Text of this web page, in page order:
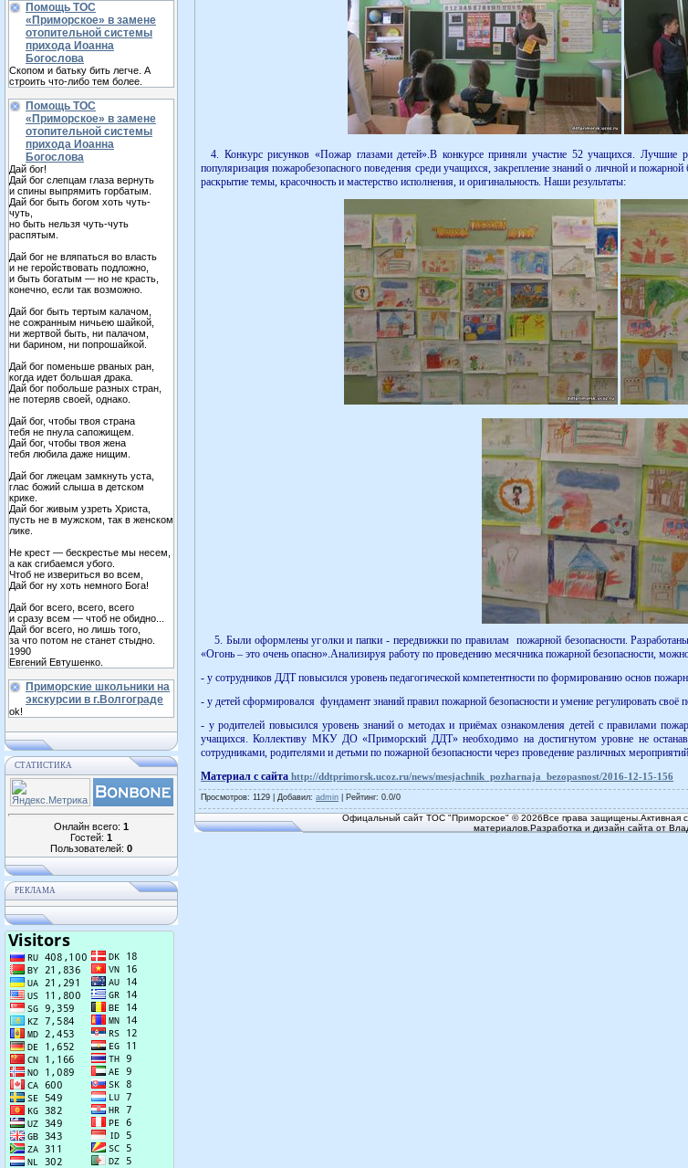
Помощь ТОС
«Приморское» в замене
отопительной системы
прихода Иоанна
Богослова
Скопом и батьку бить легче. А
строить что-либо тем более.
Помощь ТОС
«Приморское» в замене
отопительной системы
прихода Иоанна
Богослова
Дай бог!
Дай бог слепцам глаза вернуть
и спины выпрямить горбатым.
Дай бог быть богом хоть чуть-
чуть,
но быть нельзя чуть-чуть
распятым.
Дай бог не вляпаться во власть
и не геройствовать подложно,
и быть богатым — но не красть,
конечно, если так возможно.
Дай бог быть тертым калачом,
не сожранным ничьею шайкой,
ни жертвой быть, ни палачом,
ни барином, ни попрошайкой.
Дай бог поменьше рваных ран,
когда идет большая драка.
Дай бог побольше разных стран,
не потеряв своей, однако.
Дай бог, чтобы твоя страна
тебя не пнула сапожищем.
Дай бог, чтобы твоя жена
тебя любила даже нищим.
Дай бог лжецам замкнуть уста,
глас божий слыша в детском
крике.
Дай бог живым узреть Христа,
пусть не в мужском, так в женском
лике.
Не крест — бескрестье мы несем,
а как сгибаемся убого.
Чтоб не извериться во всем,
Дай бог ну хоть немного Бога!
Дай бог всего, всего, всего
и сразу всем — чтоб не обидно...
Дай бог всего, но лишь того,
за что потом не станет стыдно.
1990
Евгений Евтушенко.
Приморские школьники на
экскурсии в г.Волгограде
ok!
СТАТИСТИКА
Онлайн всего: 1
Гостей: 1
Пользователей: 0
РЕКЛАМА
4. Конкурс рисунков «Пожар глазами детей».В конкурсе приняли участие 52 учащихся. Лучшие
популяризация пожаробезопасного поведения среди учащихся, закрепление знаний о личной и
раскрытие темы, красочность и мастерство исполнения, и оригинальность. Наши результаты:
5. Были оформлены уголки и папки - передвижки по правилам пожарной безопасности.
«Огонь – это очень опасно».Анализируя работу по проведению месячника пожарной безопасности,
- у сотрудников ДДТ повысился уровень педагогической компетентности по формированию основ
- у детей сформировался фундамент знаний правил пожарной безопасности и умение регулировать
- у родителей повысился уровень знаний о методах и приёмах ознакомления детей с правилами
учащихся. Коллективу МКУ ДО «Приморский ДДТ» необходимо на достигнутом уровне не
сотрудниками, родителями и детьми по пожарной безопасности через проведение различных
Материал с сайта http://ddtprimorsk.ucoz.ru/news/mesjachnik_pozharnaja_bezopasnost/2016-12-15-156
Просмотров: 1129 | Добавил: admin Рейтинг: 0.0/0
Офицальный сайт ТОС "Приморское" © 2026Все права защищены.Активная
материалов.Разработка и дизайн сайта от